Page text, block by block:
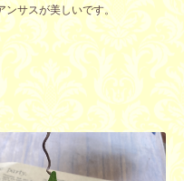
サスが美しいです。